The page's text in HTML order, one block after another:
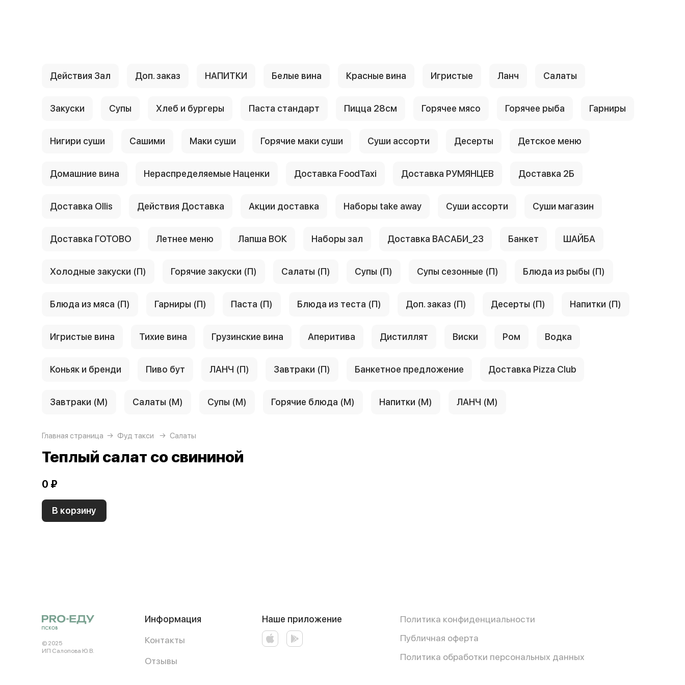
Действия Зал Доп. заказ НАПИТКИ Белые вина Красные вина Игристые Ланч Салаты
Закуски Супы Хлеб и бургеры Паста стандарт Пицца 28см Горячее мясо Горячее рыба Гарниры
Нигири суши Сашими Маки суши Горячие маки суши Суши ассорти Десерты Детское меню
Домашние вина Нераспределяемые Наценки Доставка FoodTaxi Доставка РУМЯНЦЕВ Доставка 2Б
Доставка Ollis Действия Доставка Акции доставка Наборы take away Суши ассорти Суши магазин
Доставка ГОТОВО Летнее меню Лапша ВОК Наборы зал Доставка ВАСАБИ_23 Банкет ШАЙБА
Холодные закуски (П) Горячие закуски (П) Салаты (П) Супы (П) Супы сезонные (П) Блюда из рыбы (П)
Блюда из мяса (П) Гарниры (П) Паста (П) Блюда из теста (П) Доп. заказ (П) Десерты (П) Напитки (П)
Игристые вина Тихие вина Грузинские вина Аперитива Дистиллят Виски Ром Водка
Коньяк и бренди Пиво бут ЛАНЧ (П) Завтраки (П) Банкетное предложение Доставка Pizza Club
Завтраки (М) Салаты (М) Супы (М) Горячие блюда (М) Напитки (М) ЛАНЧ (М)
Главная страница Фуд такси Салаты
Теплый салат со свининой
0 ₽
В корзину
© 2025
ИП Салопова Ю. В.
Информация
Контакты
Отзывы
Наше приложение
Политика конфиденциальности
Публичная оферта
Политика обработки персональных данных